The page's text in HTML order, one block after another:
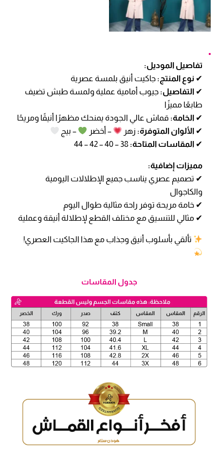
تفاصيل الموديل:
✔ نوع المنتج: جاكيت أنيق بلمسة عصرية
✔ التفاصيل: جيوب أمامية عملية ولمسة طبش تضيف
طابعًا مميزًا
✔ الخامة: قماش عالي الجودة يمنحك مظهرًا أنيقًا ومريحًا
✔ الألوان المتوفرة: زهر – أخضر
– بيج
✔ المقاسات المتاحة:
مميزات إضافية:
✔ تصميم عصري يناسب جميع الإطلالات اليومية
والكاجوال
✔ خامة مريحة توفر راحة مثالية طوال اليوم
✔ مثالي للتنسيق مع مختلف القطع لإطلالة أنيقة وعملية
تألقي بأسلوب أنيق وجذاب مع هذا الجاكيت العصري!
جدول المقاسات